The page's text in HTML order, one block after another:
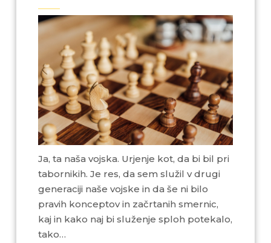
Ja, ta naša vojska. Urjenje kot, da bi bil pri
tabornikih. Je res, da sem služil v drugi
generaciji naše vojske in da še ni bilo
pravih konceptov in začrtanih smernic,
kaj in kako naj bi služenje sploh potekalo,
tako…